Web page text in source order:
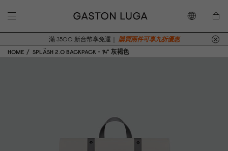
滿 3500 新台幣享免運｜ 購買兩件可享九折優惠
HOME
SPLÄSH 2.0 BACKPACK - 14" 灰褐色